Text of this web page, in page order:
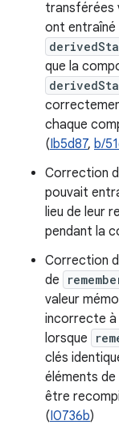
transférées
ont entraîné
que la
chaque
(Ib5d87, b/
Correction
pouvait
lieu de leur
pendant la
Correction
de
valeur
incorrecte à
lorsque
clés
éléments
être
(I0736b)